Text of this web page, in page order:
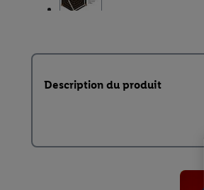
Description du produit